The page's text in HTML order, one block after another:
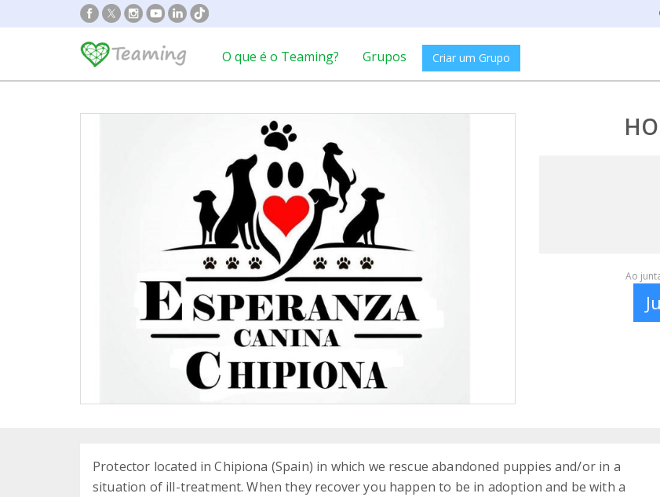
O que é o Teaming? Grupos Criar um Grupo
Ao
Protector located in Chipiona (Spain) in which we rescue abandoned puppies and/or in a
situation of ill-treatment. When they recover you happen to be in adoption and be with a